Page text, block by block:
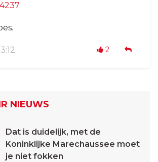
2
NIEUWS
Dat is duidelijk, met de
Koninklijke Marechaussee moet
je niet fokken